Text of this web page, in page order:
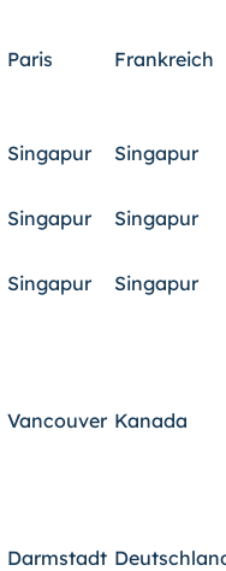
Paris Frankreich
Singapur Singapur
Singapur Singapur
Singapur Singapur
Vancouver Kanada
Darmstadt